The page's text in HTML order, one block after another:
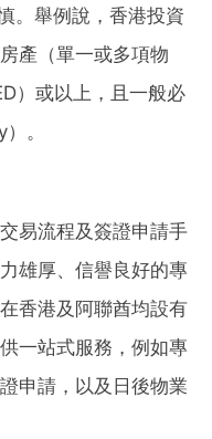
。舉例說，香港投資
產（單一或多項物
）或以上，且一般必
。
易流程及簽證申請手
雄厚、信譽良好的專
香港及阿聯酋均設有
一站式服務，例如專
申請，以及日後物業